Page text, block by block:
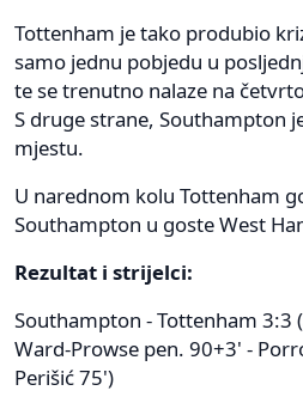
Tottenham je tako produbio
samo jednu pobjedu u
te se trenutno nalaze na
S druge strane, Southampton
mjestu.
U narednom kolu Tottenham
Southampton u goste West
Rezultat i strijelci:
Southampton - Tottenham 3:3
Ward-Prowse pen. 90+3' -
Perišić 75')